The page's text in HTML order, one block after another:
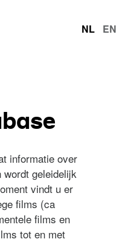
gaan
talen
NL EN
informatie over
wordt geleidelijk
vindt u er
films (ca
films en
tot en met